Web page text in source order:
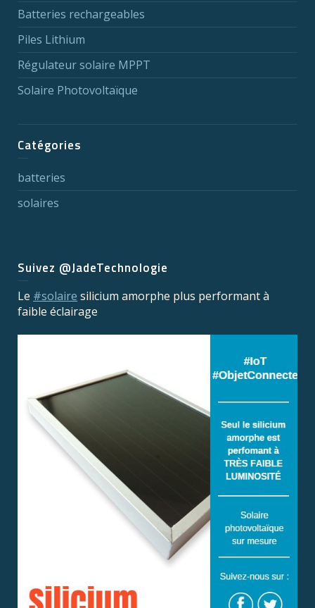
Batteries rechargeables
Piles Lithium
Régulateur solaire MPPT
Solaire Photovoltaïque
Catégories
batteries
solaires
Suivez @JadeTechnologie
Le #solaire silicium amorphe plus performant à
faible éclairage